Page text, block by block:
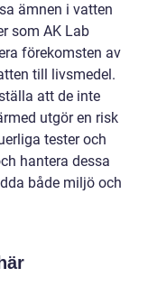
ämnen i vatten
som AK Lab
förekomsten av
till livsmedel.
att de inte
utgör en risk
tester och
hantera dessa
både miljö och